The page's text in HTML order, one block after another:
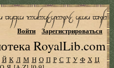
RoyalLib.com
Войти Зарегистрироваться
Й К Л М Н О П Р С Т У Ф Х Ц